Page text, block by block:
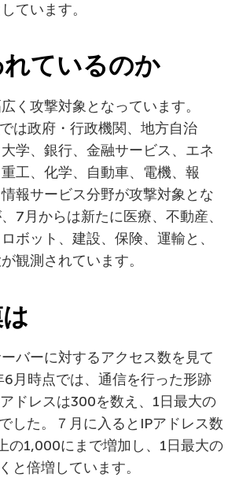
ています。
ているのか
く攻撃対象となっています。
は政府・行政機関、地方自治
学、銀行、金融サービス、エネ
工、化学、自動車、電機、報
報サービス分野が攻撃対象とな
7月からは新たに医療、不動産、
ボット、建設、保険、運輸と、
観測されています。
バーに対するアクセス数を見て
月時点では、通信を行った形跡
ドレスは300を数え、1日最大の
した。７月に入るとIPアドレス数
の1,000にまで増加し、1日最大の
と倍増しています。